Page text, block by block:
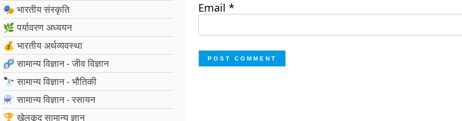
🎭 भारतीय संस्कृति
🌿 पर्यावरण अध्ययन
💰 भारतीय अर्थव्यवस्था
🧬 सामान्य विज्ञान - जीव विज्ञान
🔭 सामान्य विज्ञान - भौतिकी
⚗️ सामान्य विज्ञान - रसायन
🏆 खेलकूद सामान्य ज्ञान
Email *